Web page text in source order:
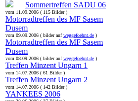
Sommertreffen SADU 06
vom 11.09.2006 ( 115 Bilder )
Motorradtreffen des MF Sasem
Dusem
vom 09.09.2006 ( bilder aufweggefoehnt.de )
Motorradtreffen des MF Sasem
Dusem
vom 08.09.2006 ( bilder aufweggefoehnt.de )
Treffen Minzent Ungarn 1
vom 14.07.2006 ( 61 Bilder )
Treffen Minzent Ungarn 2
vom 14.07.2006 ( 142 Bilder )
YANKEES 2006